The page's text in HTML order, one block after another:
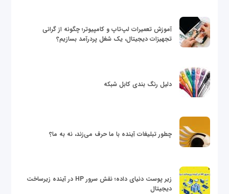
آموزش تعمیرات لپ‌تاپ و کامپیوتر؛ چگونه از گرانی
تجهیزات دیجیتال، یک شغل پردرآمد بسازیم؟
دلیل رنگ بندی کابل شبکه
چطور تبلیغات آینده با ما حرف می‌زند، نه به ما؟
زیر پوست دنیای داده؛ نقش سرور HP در آینده زیرساخت
دیجیتال